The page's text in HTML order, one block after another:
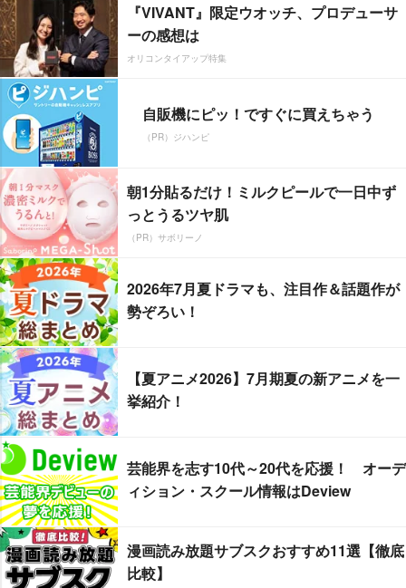
『VIVANT』限定ウオッチ、プロデューサ
ーの感想は
オリコンタイアップ特集
自販機にピッ！ですぐに買えちゃう
（PR）ジハンピ
朝1分貼るだけ！ミルクピールで一日中ず
っとうるツヤ肌
（PR）サボリーノ
2026年7月夏ドラマも、注目作＆話題作が
勢ぞろい！
【夏アニメ2026】7月期夏の新アニメを一
挙紹介！
芸能界を志す10代～20代を応援！ オーデ
ィション・スクール情報はDeview
漫画読み放題サブスクおすすめ11選【徹底
比較】